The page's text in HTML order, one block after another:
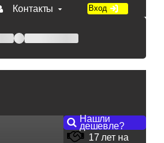
Контакты Вход
Нашли
дешевле?
17 лет на